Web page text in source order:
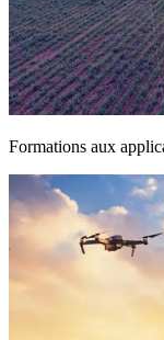
Formations aux